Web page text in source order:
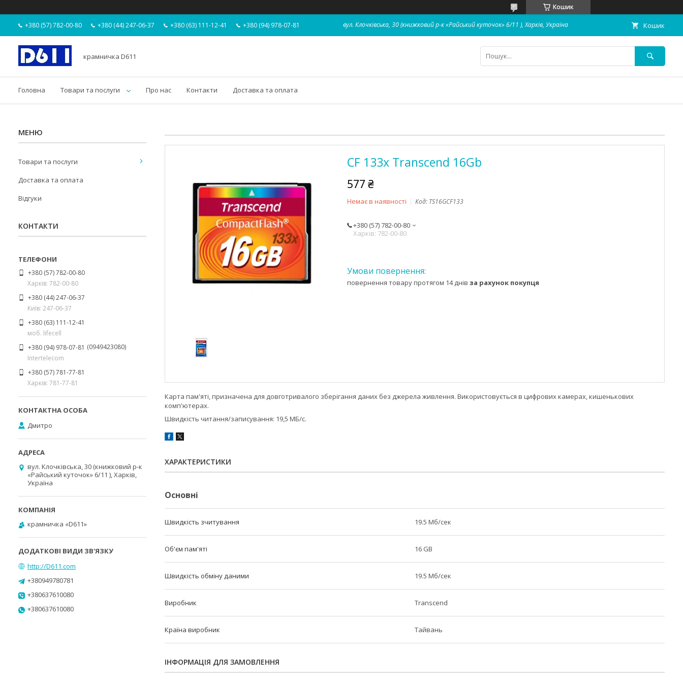
Кошик
+380 (57) 782-00-80 +380 (44) 247-06-37 +380 (63) 111-12-41 +380 (94) 978-07-81 вул. Клочківська, 30 (книжковий р-к «Райський куточок» 6/11 ), Харків, Україна Кошик
крамничка D611
Головна Товари та послуги Про нас Контакти Доставка та оплата
CF 133x Transcend 16Gb
577 ₴
Немає в наявності Код: TS16GCF133
+380 (57) 782-00-80
Харків: 782-00-80
повернення товару протягом 14 днів за рахунок покупця
Карта пам'яті, призначена для довготривалого зберігання даних без джерела живлення. Використовується в цифрових камерах, кишенькових
комп'ютерах.
Швидкість читання/записування: 19,5 МБ/с.
ХАРАКТЕРИСТИКИ
Основні
Швидкість зчитування 19.5 Мб/сек
Об'єм пам'яті 16 GB
Швидкість обміну даними 19.5 Мб/сек
Виробник Transcend
Країна виробник Тайвань
ІНФОРМАЦІЯ ДЛЯ ЗАМОВЛЕННЯ
Товари та послуги
Доставка та оплата
Відгуки
КОНТАКТИ
+380 (57) 782-00-80
Харків: 782-00-80
+380 (44) 247-06-37
Київ: 247-06-37
+380 (63) 111-12-41
моб. lifecell
+380 (94) 978-07-81
0949423080
Intertelecom
+380 (57) 781-77-81
Харків: 781-77-81
Дмитро
вул. Клочківська, 30 (книжковий р-к
«Райський куточок» 6/11 ), Харків,
Україна
крамничка «D611»
http://D611.com
+380949780781
+380637610080
+380637610080